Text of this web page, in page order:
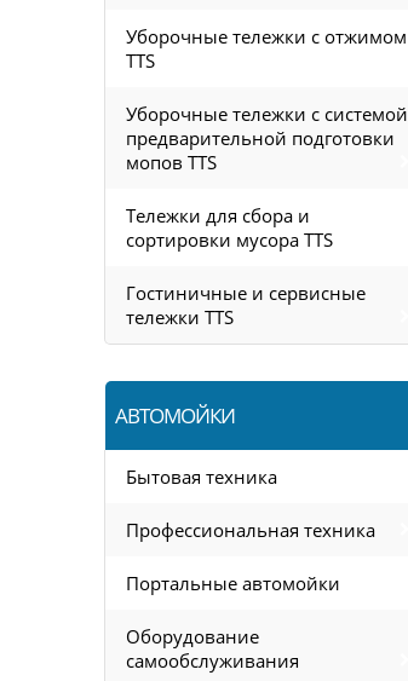
Уборочные тележки с отжимом
TTS
Уборочные тележки с системой
предварительной подготовки
мопов TTS
Тележки для сбора и
сортировки мусора TTS
Гостиничные и сервисные
тележки TTS
АВТОМОЙКИ
Бытовая техника
Профессиональная техника
Портальные автомойки
Оборудование
самообслуживания